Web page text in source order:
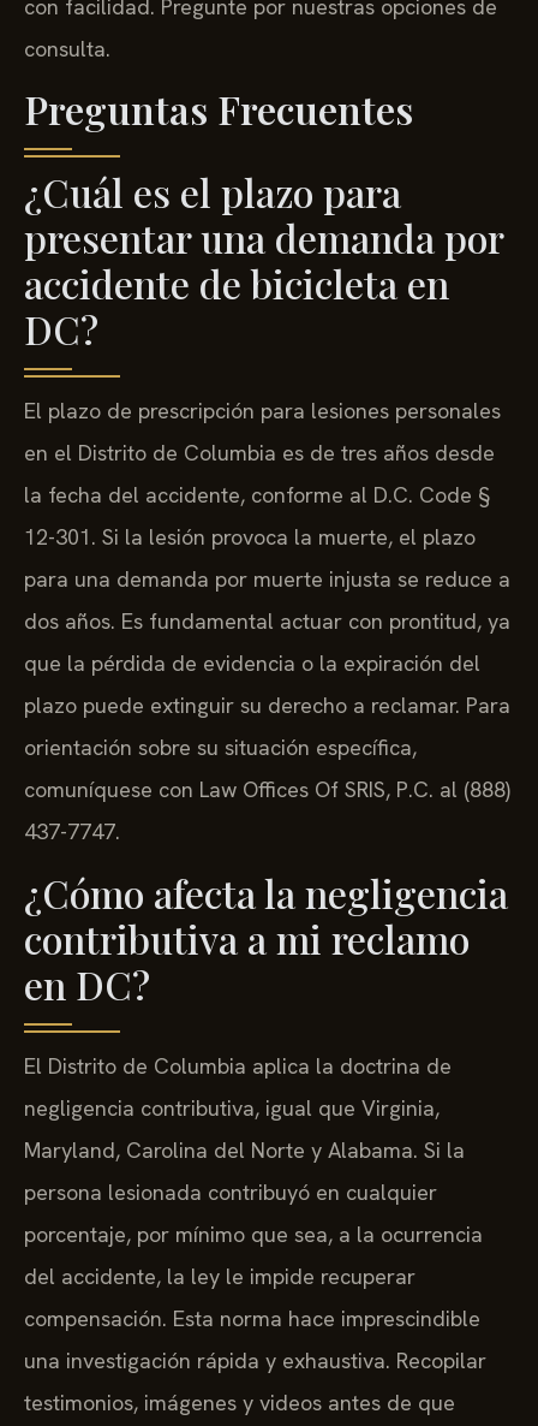
con facilidad. Pregunte por nuestras opciones de
consulta.
Preguntas Frecuentes
¿Cuál es el plazo para
presentar una demanda por
accidente de bicicleta en
DC?
El plazo de prescripción para lesiones personales
en el Distrito de Columbia es de tres años desde
la fecha del accidente, conforme al D.C. Code §
12-301. Si la lesión provoca la muerte, el plazo
para una demanda por muerte injusta se reduce a
dos años. Es fundamental actuar con prontitud, ya
que la pérdida de evidencia o la expiración del
plazo puede extinguir su derecho a reclamar. Para
orientación sobre su situación específica,
comuníquese con Law Offices Of SRIS, P.C. al (888)
437-7747.
¿Cómo afecta la negligencia
contributiva a mi reclamo
en DC?
El Distrito de Columbia aplica la doctrina de
negligencia contributiva, igual que Virginia,
Maryland, Carolina del Norte y Alabama. Si la
persona lesionada contribuyó en cualquier
porcentaje, por mínimo que sea, a la ocurrencia
del accidente, la ley le impide recuperar
compensación. Esta norma hace imprescindible
una investigación rápida y exhaustiva. Recopilar
testimonios, imágenes y videos antes de que